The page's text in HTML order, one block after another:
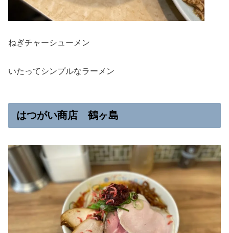
ねぎチャーシューメン
いたってシンプルなラーメン
はつがい商店 鶴ヶ島